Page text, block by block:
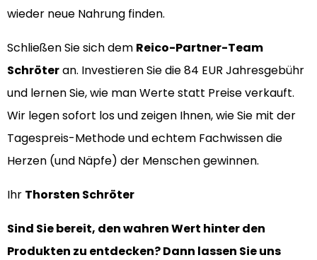
wieder neue Nahrung finden.
Schließen Sie sich dem Reico-Partner-Team
Schröteran. Investieren Sie die 84 EUR Jahresgebühr
und lernen Sie, wie man Werte statt Preise verkauft.
Wir legen sofort los und zeigen Ihnen, wie Sie mit der
Tagespreis-Methode und echtem Fachwissen die
Herzen (und Näpfe) der Menschen gewinnen.
Ihr Thorsten Schröter
Sind Sie bereit, den wahren Wert hinter den
Produkten zu entdecken? Dann lassen Sie uns